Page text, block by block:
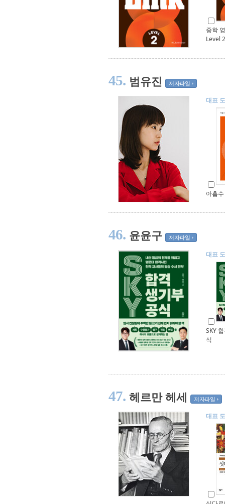
중학
Level 2
45. 범유진 저자파일
대표
아홉
46. 윤윤구 저자파일
대표
SKY
식
47. 헤르만 헤세 저자파일
대표